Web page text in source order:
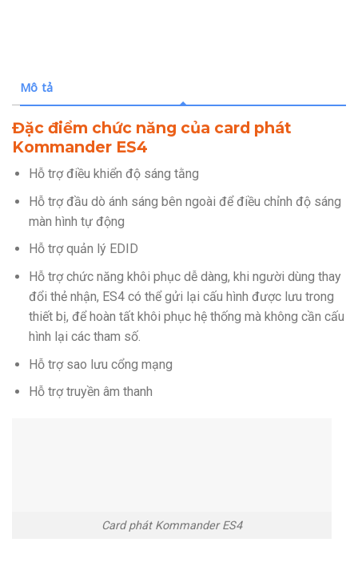
Mô tả
Đặc điểm chức năng của card phát
Kommander ES4
Hỗ trợ điều khiển độ sáng tằng
Hỗ trợ đầu dò ánh sáng bên ngoài để điều chỉnh độ sáng
màn hình tự động
Hỗ trợ quản lý EDID
Hỗ trợ chức năng khôi phục dễ dàng, khi người dùng thay
đổi thẻ nhận, ES4 có thể gửi lại cấu hình được lưu trong
thiết bị, để hoàn tất khôi phục hệ thống mà không cần cấu
hình lại các tham số.
Hỗ trợ sao lưu cổng mạng
Hỗ trợ truyền âm thanh
Card phát Kommander ES4